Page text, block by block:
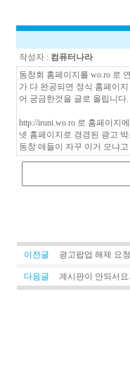
작성자 : 컴퓨터나라
동창회 홈페이지를 wo.ro 로
가 다 완공되면 정식 홈페이
어 궁금한것을 글로 올립니다.
http://iruni.wo.ro 로 홈페이지
넷 홈페이지로 경경된 광고
동창 애들이 자꾸 이거 모냐
이전글 광고팝업 해제 요
다음글 계시판이 안되서요.